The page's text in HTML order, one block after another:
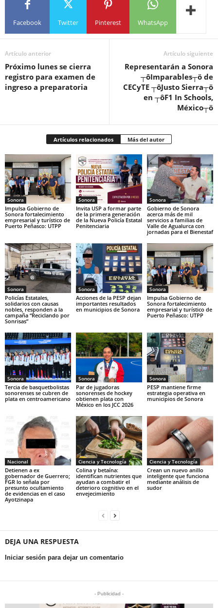
Facebook Twitter Pinterest WhatsApp
Artículo anterior
Próximo lunes se cierra
registro para examen de
ingreso a preparatoria
Artículo siguiente
Representarán a Sonora
┬ôImparables┬ö de
CECyTE ┬ôJusto Sierra┬ö
en ┬ôF1 In Schools,
México┬ö
Artículos relacionados Más del autor
Sonora
Impulsa Gobierno de
Sonora fortalecimiento
empresarial y turístico de
Puerto Peñasco: UTPP
Sonora
Invita USP a formar parte
de la primera generación
de la Nueva Policía Estatal
Penitenciaria
Sonora
Gobierno de Sonora
acerca más de mil
servicios a familias de
Valle de Agualurca con
jornadas para el Bienestaf
Sonora
Policías Estatales,
solidarios con causas
nobles, responden a la
campaña “Reciclando por
Sonrisas”
Sonora
Acciones de la PESP dejan
importantes resultados
en municipios de Sonora
Sonora
Impulsa Gobierno de
Sonora fortalecimiento
empresarial y turístico de
Puerto Peñasco: UTPP
Sonora
Tercia de basquetbolistas
sonorenses se cubren de
plata en centroamericano
Sonora
Par de jugadoras
sonorenses de hockey
obtienen plata con
México en los JCC 2026
Sonora
PESP mantiene firme
estrategia operativa en
municipios de Sonora
Nacional
Detienen a ex
gobernador de Guerrero;
FGR lo señala por
presunto ocultamiento
de evidencias en el caso
Ayotzinapa
Ciencia y Tecnología
Colina y betaína:
identifican nutrientes que
ayudan a combatir el
deterioro cognitivo en el
envejecimiento
Ciencia y Tecnología
Crean un nuevo anillo
inteligente que funciona
mediante análisis de
sudor
DEJA UNA RESPUESTA
Iniciar sesión para dejar un comentario
- Publicidad -